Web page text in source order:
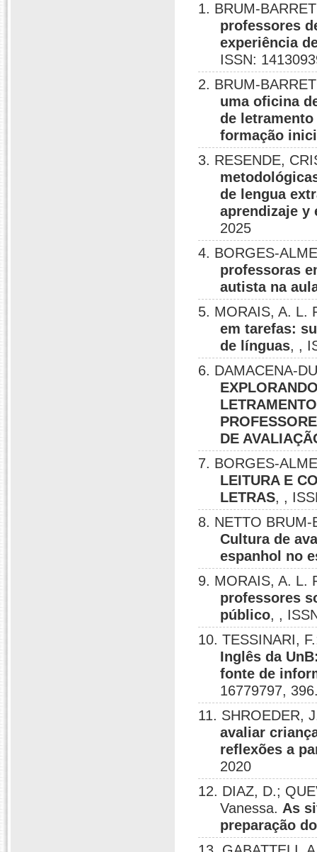
1. BRUM-
professores
experiência
ISSN:
2. BRUM-
uma oficina
de
formação
3. RESENDE,
de lengua
aprendizaje y
2025
4. BORGES-
professoras
autista na
5. MORAIS, A. L.
em tarefas:
de línguas, ,
6. DAMACENA-
DE
7. BORGES-
LEITURA E
LETRAS, ,
8. NETTO
Cultura de
espanhol no
9. MORAIS, A. L.
professores
público, ,
10. TESSINARI,
Inglês da
fonte de
16779797,
11. SHROEDER,
avaliar
reflexões a
2020
12. DIAZ, D.;
Vanessa. As
preparação